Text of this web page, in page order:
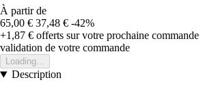
À partir de
65,00 € 37,48 € -42%
+1,87 € offerts sur votre prochaine commande
validation de votre commande
Loading...
Description